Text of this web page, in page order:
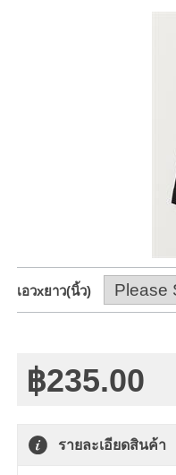
เอวxยาว(นิ้ว)
฿235.00
รายละเอียดสินค้า